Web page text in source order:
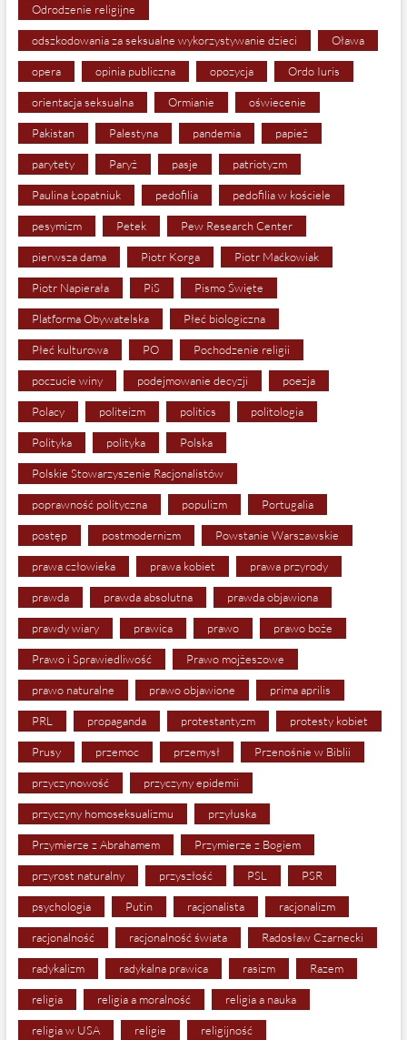
Odrodzenie religijne
odszkodowania za seksualne wykorzystywanie dzieci Oława
opera opinia publiczna opozycja Ordo Iuris
orientacja seksualna Ormianie oświecenie
Pakistan Palestyna pandemia papież
parytety Paryż pasje patriotyzm
Paulina Łopatniuk pedofilia pedofilia w kościele
pesymizm Petek Pew Research Center
pierwsza dama Piotr Korga Piotr Maćkowiak
Piotr Napierała PiS Pismo Święte
Platforma Obywatelska Płeć biologiczna
Płeć kulturowa PO Pochodzenie religii
poczucie winy podejmowanie decyzji poezja
Polacy politeizm politics politologia
Polityka polityka Polska
Polskie Stowarzyszenie Racjonalistów
poprawność polityczna populizm Portugalia
postęp postmodernizm Powstanie Warszawskie
prawa człowieka prawa kobiet prawa przyrody
prawda prawda absolutna prawda objawiona
prawdy wiary prawica prawo prawo boże
Prawo i Sprawiedliwość Prawo mojżeszowe
prawo naturalne prawo objawione prima aprilis
PRL propaganda protestantyzm protesty kobiet
Prusy przemoc przemysł Przenośnie w Biblii
przyczynowość przyczyny epidemii
przyczyny homoseksualizmu przyłuska
Przymierze z Abrahamem Przymierze z Bogiem
przyrost naturalny przyszłość PSL PSR
psychologia Putin racjonalista racjonalizm
racjonalność racjonalność świata Radosław Czarnecki
radykalizm radykalna prawica rasizm Razem
religia religia a moralność religia a nauka
religia w USA religie religijność